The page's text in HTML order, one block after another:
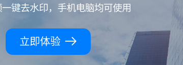
一键去水印，手机电脑均可使用
立即体验